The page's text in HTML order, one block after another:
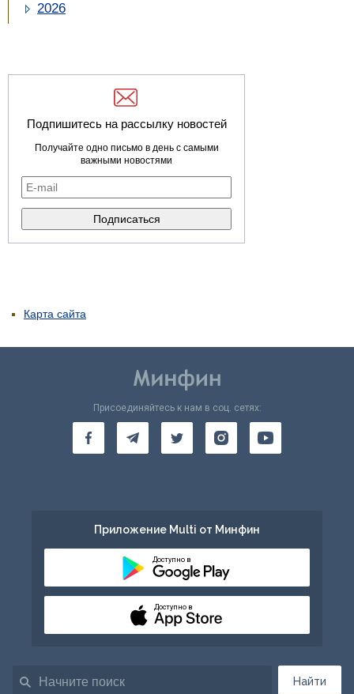
2026
Подпишитесь на рассылку новостей
Получайте одно письмо в день с самыми
важными новостями
Карта сайта
Найти
Присоединяйтесь к нам в соц. сетях:
Приложение Multi от Минфин
Доступно в
Доступно в